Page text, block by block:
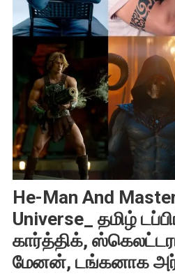
He-Man And
Universe_ தமிழ்
கார்த்திக்,
மேனன், டங்கனாக